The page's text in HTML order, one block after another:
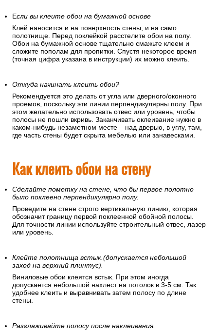
Если вы клеите обои на бумажной основе
Клей наносится и на поверхность стены, и на само
полотнище. Перед поклейкой расстелите обои на полу.
Обои на бумажной основе тщательно смажьте клеем и
сложите пополам для пропитки. Спустя некоторое время
(точная цифра указана в инструкции) их можно клеить.
Откуда начинать клеить обои?
Рекомендуется это делать от угла или дверного/оконного
проемов, поскольку эти линии перпендикулярны полу. При
этом желательно использовать отвес или уровень, чтобы
полосы не пошли вкривь. Заканчивать оклеивание нужно в
каком-нибудь незаметном месте – над дверью, в углу, там,
где часть стены будет скрыта мебелью или занавесками.
Как клеить обои на стену
Сделайте пометку на стене, что бы первое полотно
было поклеено перпендикулярно полу.
Проведите на стене строго вертикальную линию, которая
обозначит границу первой поклеенной обойной полосы.
Для точности линии используйте строительный отвес, лазер
или уровень.
Клейте полотнища встык.(допускается небольшой
заход на верхний плинтус).
Виниловые обои клеятся встык. При этом иногда
допускается небольшой нахлест на потолок в 3-5 см. Так
удобнее клеить и выравнивать затем полосу по длине
стены.
Разглаживайте полосу после наклеивания.